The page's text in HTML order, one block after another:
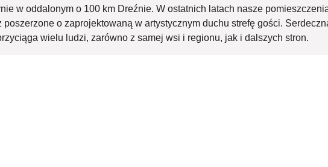
w oddalonym o 100 km Dreźnie. W ostatnich latach nasze
poszerzone o zaprojektowaną w artystycznym duchu strefę gości.
wielu ludzi, zarówno z samej wsi i regionu, jak i dalszych stron.